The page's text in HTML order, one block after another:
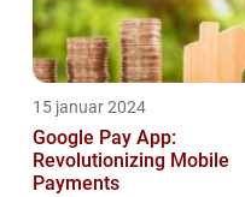
15 januar 2024
Google Pay App:
Revolutionizing Mobile
Payments